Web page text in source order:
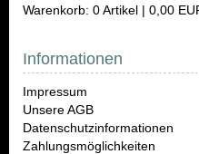
Warenkorb: 0 Artikel | 0,00
Informationen
Impressum
Unsere AGB
Datenschutzinformationen
Zahlungsmöglichkeiten